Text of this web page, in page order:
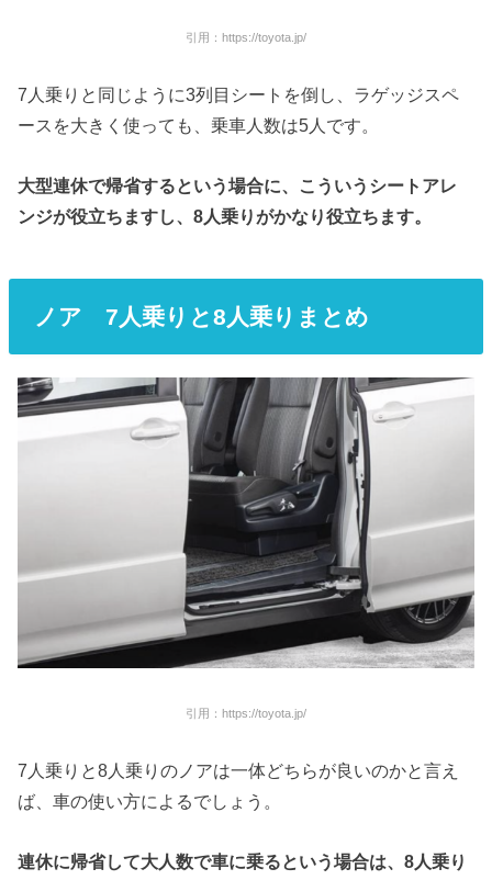
引用：https://toyota.jp/
7人乗りと同じように3列目シートを倒し、ラゲッジスペ
ースを大きく使っても、乗車人数は5人です。
大型連休で帰省するという場合に、こういうシートアレ
ンジが役立ちますし、8人乗りがかなり役立ちます。
ノア 7人乗りと8人乗りまとめ
引用：https://toyota.jp/
7人乗りと8人乗りのノアは一体どちらが良いのかと言え
ば、車の使い方によるでしょう。
連休に帰省して大人数で車に乗るという場合は、8人乗り